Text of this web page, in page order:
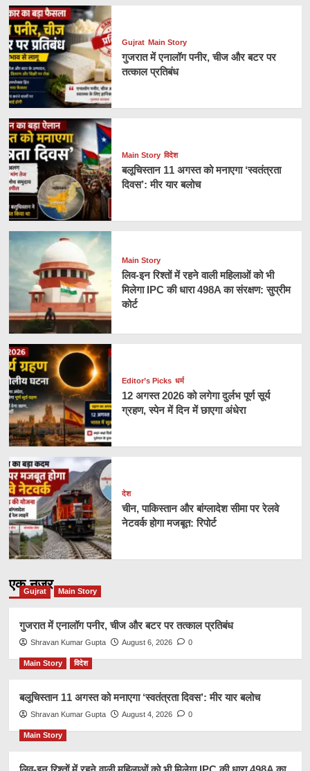
‘महिला
राज’
तय,
तेजस्वी
घोसाळकर
की
दावेदारी
मजबूत
Gujrat Main Story
गुजरात में एनालॉग पनीर, चीज और बटर पर
तत्काल प्रतिबंध
Main Story विदेश
बलूचिस्तान 11 अगस्त को मनाएगा ‘स्वतंत्रता
दिवस’: मीर यार बलोच
Main Story
लिव-इन रिश्तों में रहने वाली महिलाओं को भी
मिलेगा IPC की धारा 498A का संरक्षण: सुप्रीम
कोर्ट
Editor’s Picks धर्म
12 अगस्त 2026 को लगेगा दुर्लभ पूर्ण सूर्य
ग्रहण, स्पेन में दिन में छाएगा अंधेरा
देश
चीन, पाकिस्तान और बांग्लादेश सीमा पर रेलवे
नेटवर्क होगा मजबूत: रिपोर्ट
एक नज़र
Gujrat Main Story
गुजरात में एनालॉग पनीर, चीज और बटर पर तत्काल प्रतिबंध
Shravan Kumar Gupta August 6, 2026 0
Main Story विदेश
बलूचिस्तान 11 अगस्त को मनाएगा ‘स्वतंत्रता दिवस’: मीर यार बलोच
Shravan Kumar Gupta August 4, 2026 0
Main Story